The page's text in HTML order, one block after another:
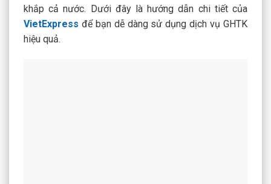
khắp cả nước. Dưới đây là hướng dẫn chi tiết của
VietExpress để bạn dễ dàng sử dụng dịch vụ GHTK
hiệu quả.